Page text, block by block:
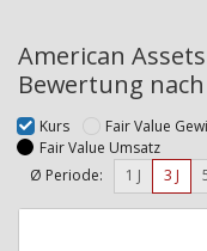
American
Bewertung
Kurs Fair Value
Fair Value Umsatz
Ø Periode:
1 J 3 J